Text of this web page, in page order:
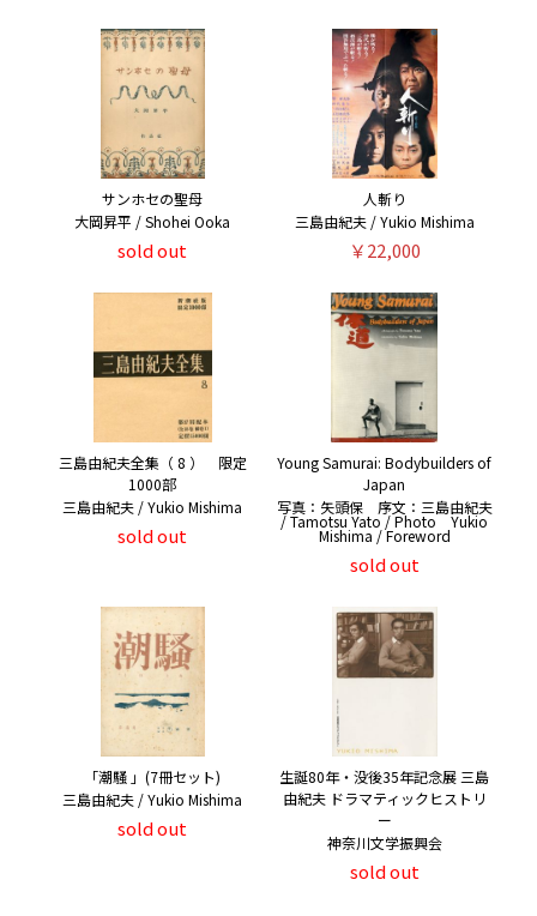
サンホセの聖母
大岡昇平 / Shohei Ooka
sold out
人斬り
三島由紀夫 / Yukio Mishima
￥22,000
三島由紀夫全集（ 8 ） 限定
1000部
三島由紀夫 / Yukio Mishima
sold out
Young Samurai: Bodybuilders of
Japan
写真：矢頭保 序文：三島由紀夫
/ Tamotsu Yato / Photo Yukio
Mishima / Foreword
sold out
「潮騒 」(7冊セット)
三島由紀夫 / Yukio Mishima
sold out
生誕80年・没後35年記念展 三島
由紀夫 ドラマティックヒストリ
ー
神奈川文学振興会
sold out